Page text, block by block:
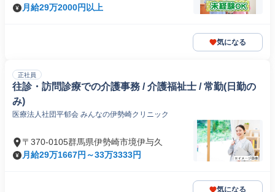
月給29万2000円以上
気になる
正社員
往診・訪問診療での介護事務 / 介護福祉士 / 常勤(日勤の
み)
医療法人社団平郁会 みんなの伊勢崎クリニック
〒370-0105群馬県伊勢崎市境伊与久
月給29万1667円～33万3333円
気になる